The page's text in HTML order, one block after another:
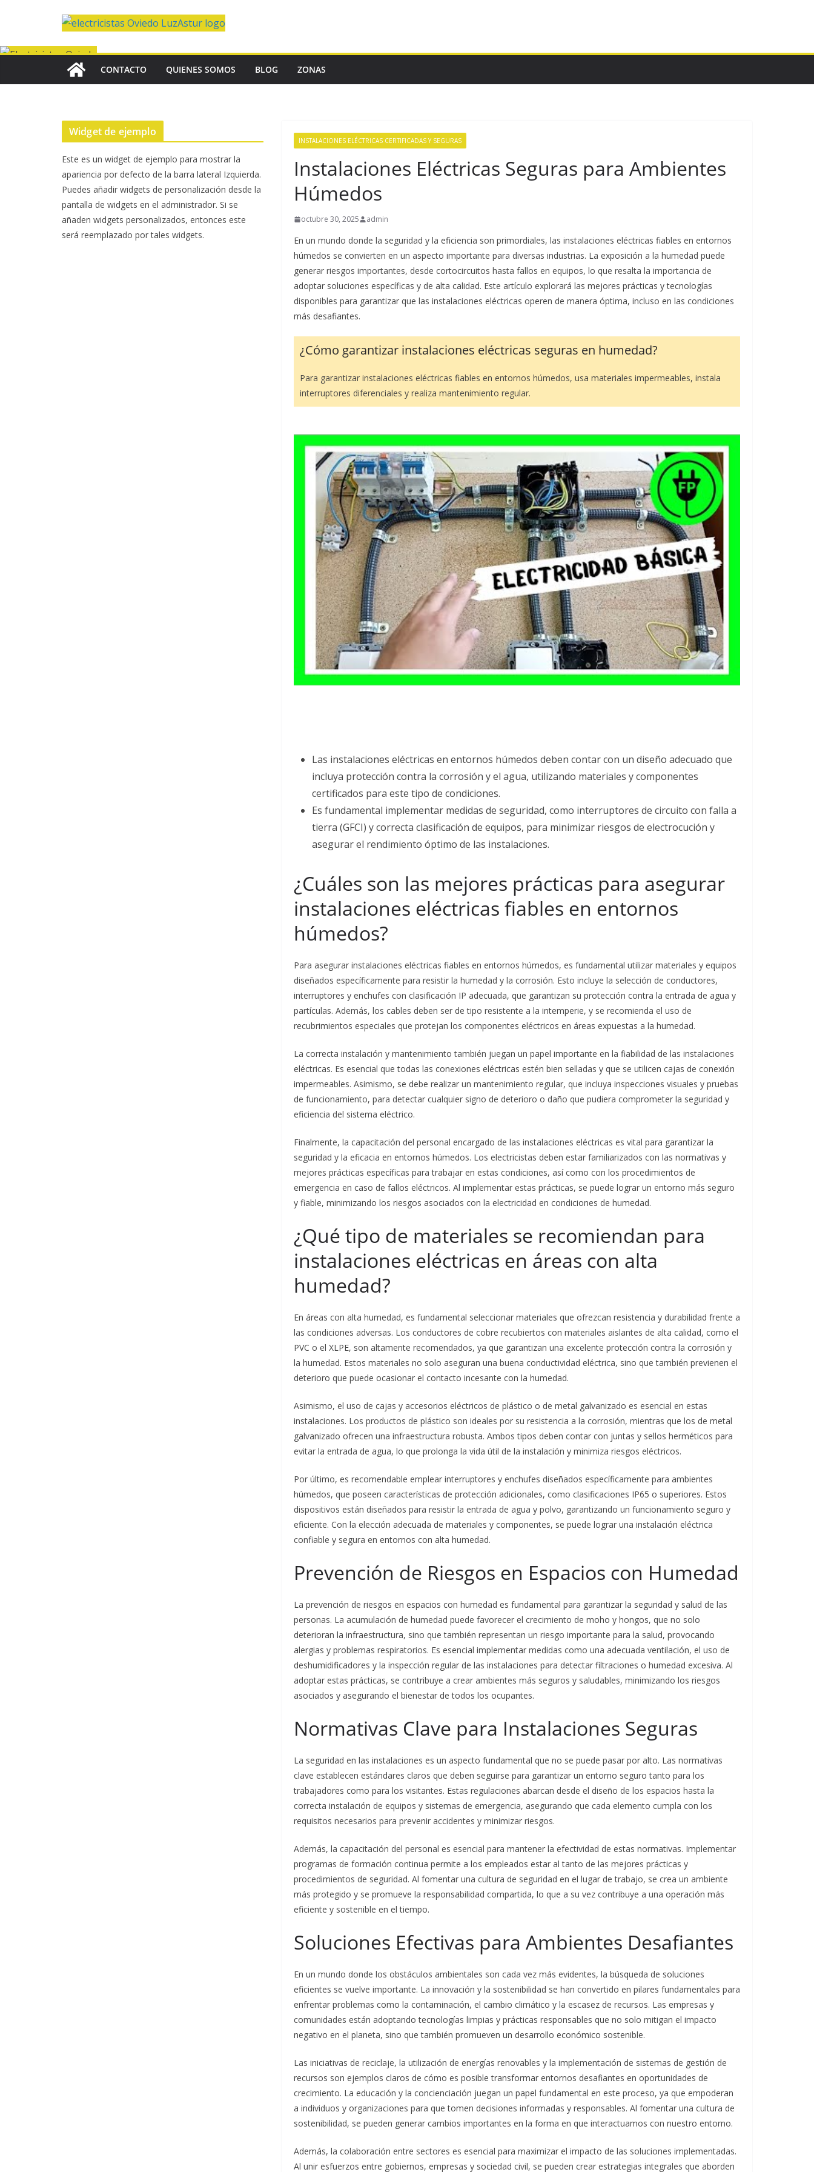
CONTACTO QUIENES SOMOS BLOG ZONAS
INSTALACIONES ELÉCTRICAS CERTIFICADAS Y SEGURAS
Instalaciones Eléctricas Seguras para Ambientes
Húmedos
octubre 30, 2025 admin
En un mundo donde la seguridad y la eficiencia son primordiales, las instalaciones eléctricas fiables en entornos
húmedos se convierten en un aspecto importante para diversas industrias. La exposición a la humedad puede
generar riesgos importantes, desde cortocircuitos hasta fallos en equipos, lo que resalta la importancia de
adoptar soluciones específicas y de alta calidad. Este artículo explorará las mejores prácticas y tecnologías
disponibles para garantizar que las instalaciones eléctricas operen de manera óptima, incluso en las condiciones
más desafiantes.
¿Cómo garantizar instalaciones eléctricas seguras en humedad?
Para garantizar instalaciones eléctricas fiables en entornos húmedos, usa materiales impermeables, instala
interruptores diferenciales y realiza mantenimiento regular.
Las instalaciones eléctricas en entornos húmedos deben contar con un diseño adecuado que
incluya protección contra la corrosión y el agua, utilizando materiales y componentes
certificados para este tipo de condiciones.
Es fundamental implementar medidas de seguridad, como interruptores de circuito con falla a
tierra (GFCI) y correcta clasificación de equipos, para minimizar riesgos de electrocución y
asegurar el rendimiento óptimo de las instalaciones.
¿Cuáles son las mejores prácticas para asegurar
instalaciones eléctricas fiables en entornos
húmedos?
Para asegurar instalaciones eléctricas fiables en entornos húmedos, es fundamental utilizar materiales y equipos
diseñados específicamente para resistir la humedad y la corrosión. Esto incluye la selección de conductores,
interruptores y enchufes con clasificación IP adecuada, que garantizan su protección contra la entrada de agua y
partículas. Además, los cables deben ser de tipo resistente a la intemperie, y se recomienda el uso de
recubrimientos especiales que protejan los componentes eléctricos en áreas expuestas a la humedad.
La correcta instalación y mantenimiento también juegan un papel importante en la fiabilidad de las instalaciones
eléctricas. Es esencial que todas las conexiones eléctricas estén bien selladas y que se utilicen cajas de conexión
impermeables. Asimismo, se debe realizar un mantenimiento regular, que incluya inspecciones visuales y pruebas
de funcionamiento, para detectar cualquier signo de deterioro o daño que pudiera comprometer la seguridad y
eficiencia del sistema eléctrico.
Finalmente, la capacitación del personal encargado de las instalaciones eléctricas es vital para garantizar la
seguridad y la eficacia en entornos húmedos. Los electricistas deben estar familiarizados con las normativas y
mejores prácticas específicas para trabajar en estas condiciones, así como con los procedimientos de
emergencia en caso de fallos eléctricos. Al implementar estas prácticas, se puede lograr un entorno más seguro
y fiable, minimizando los riesgos asociados con la electricidad en condiciones de humedad.
¿Qué tipo de materiales se recomiendan para
instalaciones eléctricas en áreas con alta
humedad?
En áreas con alta humedad, es fundamental seleccionar materiales que ofrezcan resistencia y durabilidad frente a
las condiciones adversas. Los conductores de cobre recubiertos con materiales aislantes de alta calidad, como el
PVC o el XLPE, son altamente recomendados, ya que garantizan una excelente protección contra la corrosión y
la humedad. Estos materiales no solo aseguran una buena conductividad eléctrica, sino que también previenen el
deterioro que puede ocasionar el contacto incesante con la humedad.
Asimismo, el uso de cajas y accesorios eléctricos de plástico o de metal galvanizado es esencial en estas
instalaciones. Los productos de plástico son ideales por su resistencia a la corrosión, mientras que los de metal
galvanizado ofrecen una infraestructura robusta. Ambos tipos deben contar con juntas y sellos herméticos para
evitar la entrada de agua, lo que prolonga la vida útil de la instalación y minimiza riesgos eléctricos.
Por último, es recomendable emplear interruptores y enchufes diseñados específicamente para ambientes
húmedos, que poseen características de protección adicionales, como clasificaciones IP65 o superiores. Estos
dispositivos están diseñados para resistir la entrada de agua y polvo, garantizando un funcionamiento seguro y
eficiente. Con la elección adecuada de materiales y componentes, se puede lograr una instalación eléctrica
confiable y segura en entornos con alta humedad.
Prevención de Riesgos en Espacios con Humedad
La prevención de riesgos en espacios con humedad es fundamental para garantizar la seguridad y salud de las
personas. La acumulación de humedad puede favorecer el crecimiento de moho y hongos, que no solo
deterioran la infraestructura, sino que también representan un riesgo importante para la salud, provocando
alergias y problemas respiratorios. Es esencial implementar medidas como una adecuada ventilación, el uso de
deshumidificadores y la inspección regular de las instalaciones para detectar filtraciones o humedad excesiva. Al
adoptar estas prácticas, se contribuye a crear ambientes más seguros y saludables, minimizando los riesgos
asociados y asegurando el bienestar de todos los ocupantes.
Normativas Clave para Instalaciones Seguras
La seguridad en las instalaciones es un aspecto fundamental que no se puede pasar por alto. Las normativas
clave establecen estándares claros que deben seguirse para garantizar un entorno seguro tanto para los
trabajadores como para los visitantes. Estas regulaciones abarcan desde el diseño de los espacios hasta la
correcta instalación de equipos y sistemas de emergencia, asegurando que cada elemento cumpla con los
requisitos necesarios para prevenir accidentes y minimizar riesgos.
Además, la capacitación del personal es esencial para mantener la efectividad de estas normativas. Implementar
programas de formación continua permite a los empleados estar al tanto de las mejores prácticas y
procedimientos de seguridad. Al fomentar una cultura de seguridad en el lugar de trabajo, se crea un ambiente
más protegido y se promueve la responsabilidad compartida, lo que a su vez contribuye a una operación más
eficiente y sostenible en el tiempo.
Soluciones Efectivas para Ambientes Desafiantes
En un mundo donde los obstáculos ambientales son cada vez más evidentes, la búsqueda de soluciones
eficientes se vuelve importante. La innovación y la sostenibilidad se han convertido en pilares fundamentales para
enfrentar problemas como la contaminación, el cambio climático y la escasez de recursos. Las empresas y
comunidades están adoptando tecnologías limpias y prácticas responsables que no solo mitigan el impacto
negativo en el planeta, sino que también promueven un desarrollo económico sostenible.
Las iniciativas de reciclaje, la utilización de energías renovables y la implementación de sistemas de gestión de
recursos son ejemplos claros de cómo es posible transformar entornos desafiantes en oportunidades de
crecimiento. La educación y la concienciación juegan un papel fundamental en este proceso, ya que empoderan
a individuos y organizaciones para que tomen decisiones informadas y responsables. Al fomentar una cultura de
sostenibilidad, se pueden generar cambios importantes en la forma en que interactuamos con nuestro entorno.
Además, la colaboración entre sectores es esencial para maximizar el impacto de las soluciones implementadas.
Al unir esfuerzos entre gobiernos, empresas y sociedad civil, se pueden crear estrategias integrales que aborden
Widget de ejemplo
Este es un widget de ejemplo para mostrar la
apariencia por defecto de la barra lateral Izquierda.
Puedes añadir widgets de personalización desde la
pantalla de widgets en el administrador. Si se
añaden widgets personalizados, entonces este
será reemplazado por tales widgets.